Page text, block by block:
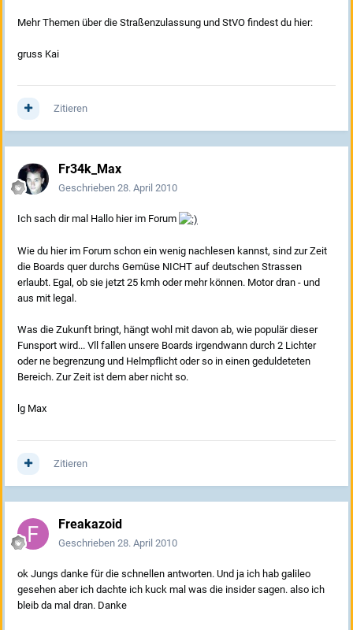
Mehr Themen über die Straßenzulassung und StVO findest du hier:
gruss Kai
Zitieren
Fr34k_Max
Geschrieben 28. April 2010
Ich sach dir mal Hallo hier im Forum
Wie du hier im Forum schon ein wenig nachlesen kannst, sind zur Zeit
die Boards quer durchs Gemüse NICHT auf deutschen Strassen
erlaubt. Egal, ob sie jetzt 25 kmh oder mehr können. Motor dran - und
aus mit legal.
Was die Zukunft bringt, hängt wohl mit davon ab, wie populär dieser
Funsport wird... Vll fallen unsere Boards irgendwann durch 2 Lichter
oder ne begrenzung und Helmpflicht oder so in einen geduldeteten
Bereich. Zur Zeit ist dem aber nicht so.
lg Max
Zitieren
Freakazoid
Geschrieben 28. April 2010
ok Jungs danke für die schnellen antworten. Und ja ich hab galileo
gesehen aber ich dachte ich kuck mal was die insider sagen. also ich
bleib da mal dran. Danke